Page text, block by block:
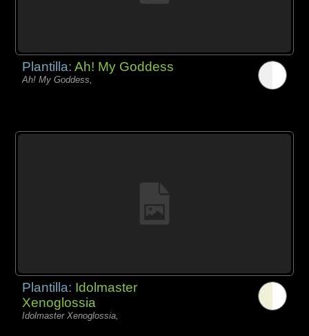
Plantilla:Ah! My Goddess
Ah! My Goddess,
Plantilla: Idolmaster
Xenoglossia
Idolmaster Xenoglossia,